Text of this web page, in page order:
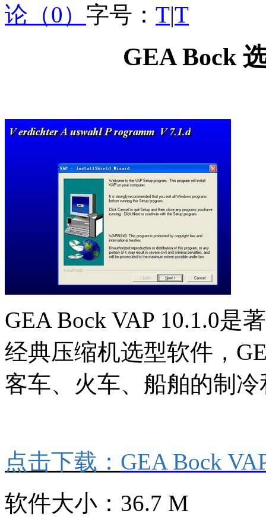
论（0） 字号： T|T
GEA Bock
GEA Bock VAP 10.1.0是
经典压缩机选型软件，
客车、火车、船舶的制
点击下载： GEA Bock
软件大小：36.7 M